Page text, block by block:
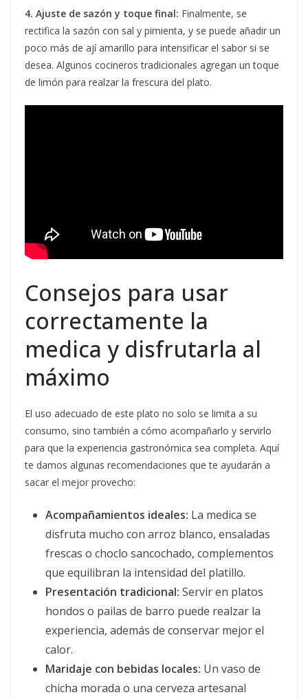
4. Ajuste de sazón y toque final: Finalmente, se
rectifica la sazón con sal y pimienta, y se puede añadir un
poco más de ají amarillo para intensificar el sabor si se
desea. Algunos cocineros tradicionales agregan un toque
de limón para realzar la frescura del plato.
Consejos para usar
correctamente la
medica y disfrutarla al
máximo
El uso adecuado de este plato no solo se limita a su
consumo, sino también a cómo acompañarlo y servirlo
para que la experiencia gastronómica sea completa. Aquí
te damos algunas recomendaciones que te ayudarán a
sacar el mejor provecho:
Acompañamientos ideales: La medica se
disfruta mucho con arroz blanco, ensaladas
frescas o choclo sancochado, complementos
que equilibran la intensidad del platillo.
Presentación tradicional: Servir en platos
hondos o pailas de barro puede realzar la
experiencia, además de conservar mejor el
calor.
Maridaje con bebidas locales: Un vaso de
chicha morada o una cerveza artesanal